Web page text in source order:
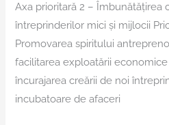
Axa prioritară 2 – Îmbunătățirea
întreprinderilor mici și mijlocii
Promovarea spiritului
facilitarea exploatării
încurajarea creării de noi
incubatoare de afaceri